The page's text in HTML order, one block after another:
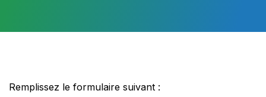
Remplissez le formulaire suivant :